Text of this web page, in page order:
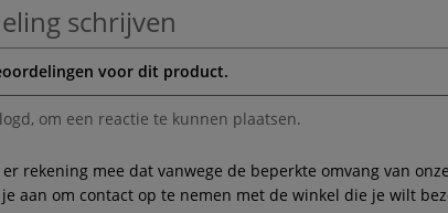
schrijven
voor dit product.
, om een reactie te kunnen plaatsen.
er rekening mee dat vanwege de beperkte omvang van
aan om contact op te nemen met de winkel die je wilt